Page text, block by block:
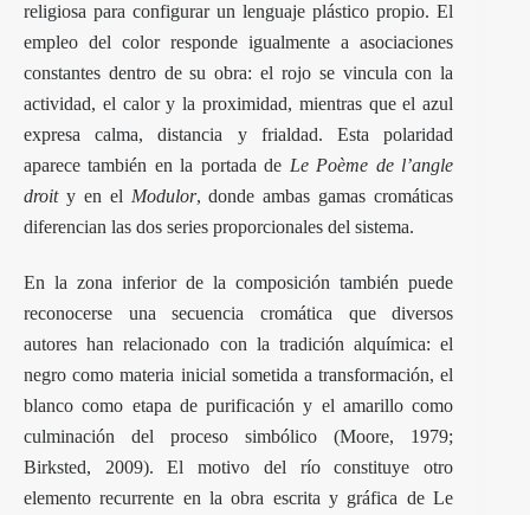
religiosa para configurar un lenguaje plástico propio. El
empleo del color responde igualmente a asociaciones
constantes dentro de su obra: el rojo se vincula con la
actividad, el calor y la proximidad, mientras que el azul
expresa calma, distancia y frialdad. Esta polaridad
aparece también en la portada de Le Poème de l’angle
droity en el Modulor, donde ambas gamas cromáticas
diferencian las dos series proporcionales del sistema.
En la zona inferior de la composición también puede
reconocerse una secuencia cromática que diversos
autores han relacionado con la tradición alquímica: el
negro como materia inicial sometida a transformación, el
blanco como etapa de purificación y el amarillo como
culminación del proceso simbólico (Moore, 1979;
Birksted, 2009). El motivo del río constituye otro
elemento recurrente en la obra escrita y gráfica de Le